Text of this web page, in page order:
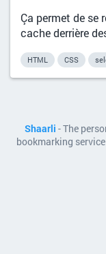
Ça permet de se
cache derrière
HTML CSS
Shaarli - The
bookmarking